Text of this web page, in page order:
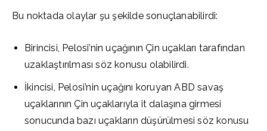
Bu noktada olaylar şu şekilde sonuçlanabilirdi:
Birincisi, Pelosi’nin uçağının Çin uçakları tarafından
uzaklaştırılması söz konusu olabilirdi.
İkincisi, Pelosi’nin uçağını koruyan ABD savaş
uçaklarının Çin uçaklarıyla it dalaşına girmesi
sonucunda bazı uçakların düşürülmesi söz konusu